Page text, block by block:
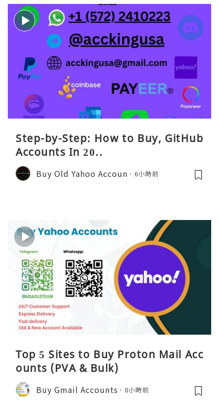
Step-by-Step: How to Buy, GitHub
Accounts In 20..
Buy Old Yahoo Accoun 6小時前
Top 5 Sites to Buy Proton Mail Acc
ounts (PVA & Bulk)
Buy Gmail Accounts 8小時前